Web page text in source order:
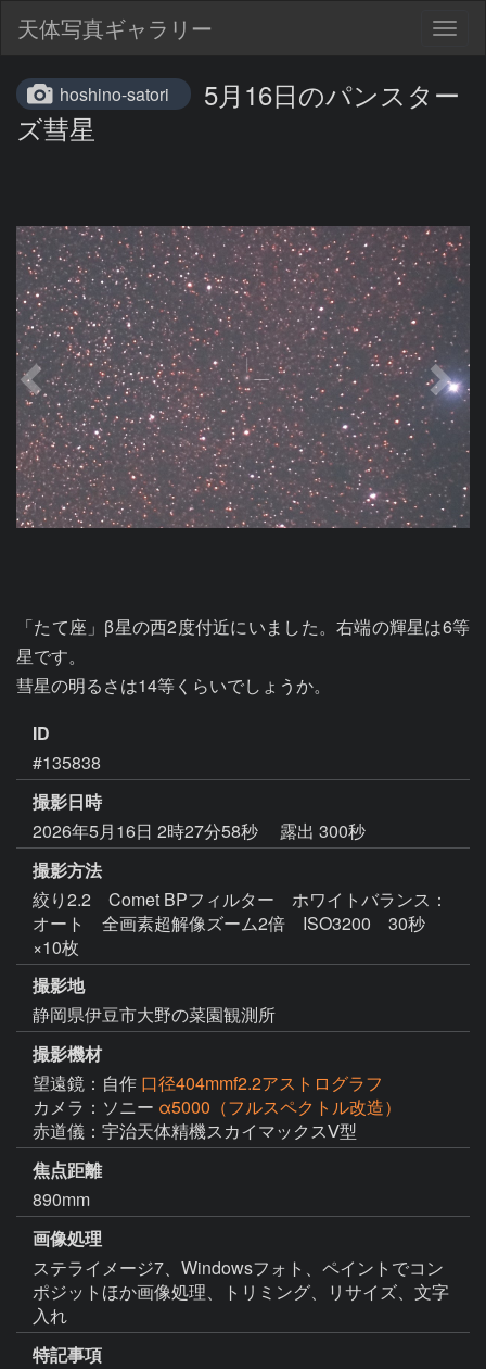
天体写真ギャラリー
hoshino-satori
5月16日のパンスター
ズ彗星
「たて座」β星の西2度付近にいました。右端の輝星は6等
星です。
彗星の明るさは14等くらいでしょうか。
ID
#135838
撮影日時
2026年5月16日 2時27分58秒
露出 300秒
撮影方法
絞り2.2 Comet BPフィルター ホワイトバランス：
オート 全画素超解像ズーム2倍 ISO3200 30秒
×10枚
撮影地
静岡県伊豆市大野の菜園観測所
撮影機材
望遠鏡：自作 口径404mmf2.2アストログラフ
カメラ：ソニー α5000（フルスペクトル改造）
赤道儀：宇治天体精機スカイマックスⅤ型
焦点距離
890mm
画像処理
ステライメージ7、Windowsフォト、ペイントでコン
ポジットほか画像処理、トリミング、リサイズ、文字
特記事項